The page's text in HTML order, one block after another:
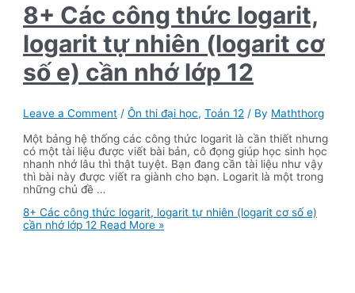
8+ Các công thức logarit,
logarit tự nhiên (logarit cơ
số e) cần nhớ lớp 12
Leave a Comment /Ôn thi đại học,Toán 12 / By Maththorg
Một bảng hệ thống các công thức logarit là cần thiết nhưng
có một tài liệu được viết bài bản, cô đọng giúp học sinh học
nhanh nhớ lâu thì thật tuyệt. Bạn đang cần tài liệu như vậy
thì bài này được viết ra giành cho bạn. Logarit là một trong
những chủ đề …
8+ Các công thức logarit, logarit tự nhiên (logarit cơ số e)
cần nhớ lớp 12 Read More »